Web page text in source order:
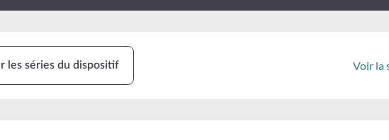
les séries du dispositif Voir la